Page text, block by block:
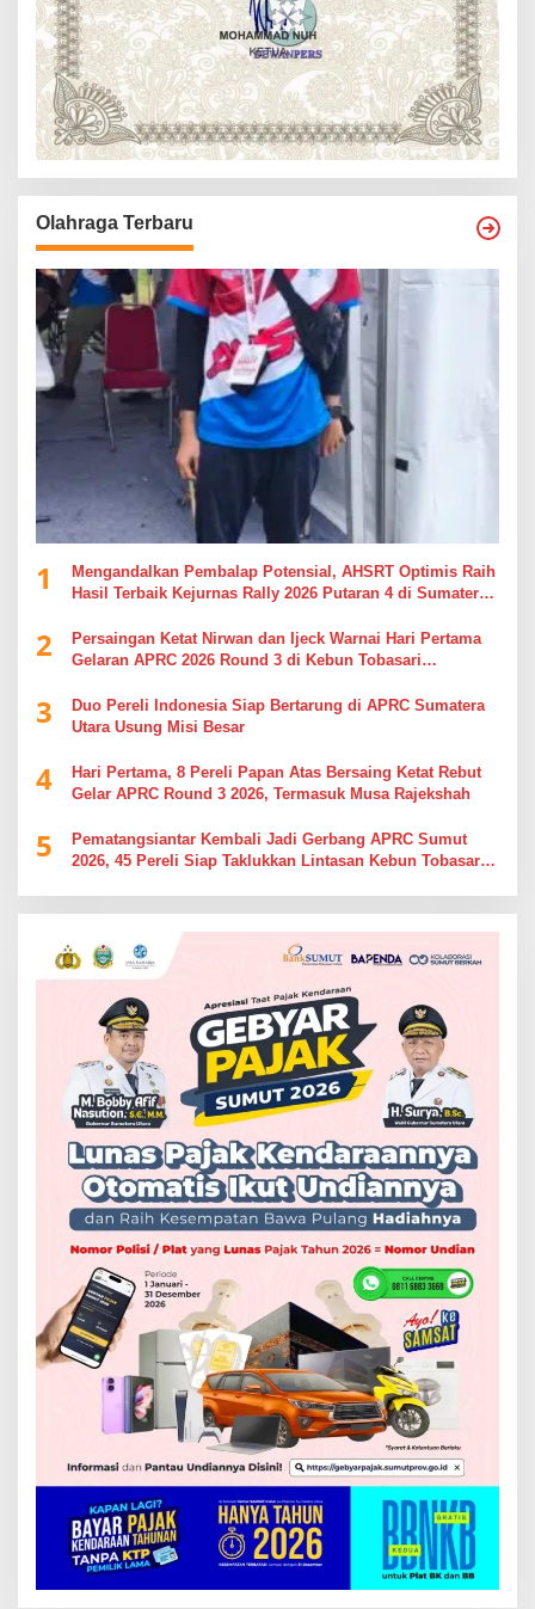
Olahraga Terbaru
1
Mengandalkan Pembalap Potensial, AHSRT Optimis Raih
Hasil Terbaik Kejurnas Rally 2026 Putaran 4 di Sumatera
2
Persaingan Ketat Nirwan dan Ijeck Warnai Hari Pertama
Gelaran APRC 2026 Round 3 di Kebun Tobasari
3
Duo Pereli Indonesia Siap Bertarung di APRC Sumatera
Utara Usung Misi Besar
4
Hari Pertama, 8 Pereli Papan Atas Bersaing Ketat Rebut
Gelar APRC Round 3 2026, Termasuk Musa Rajekshah
5
Pematangsiantar Kembali Jadi Gerbang APRC Sumut
2026, 45 Pereli Siap Taklukkan Lintasan Kebun Tobasari